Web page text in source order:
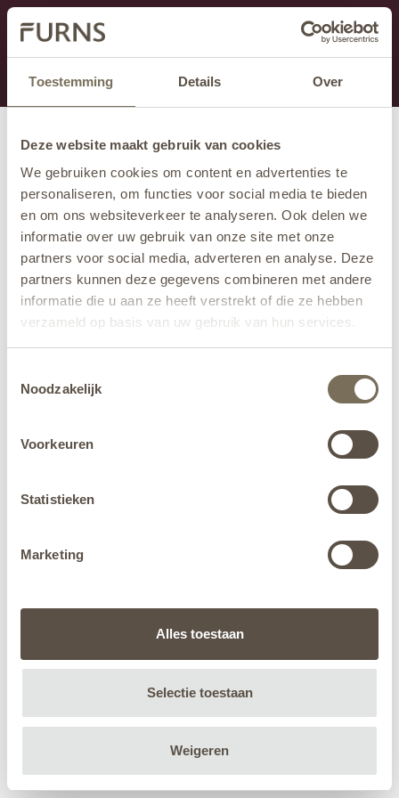
Toestemming Details Over
Deze website maakt gebruik van cookies
We gebruiken cookies om content en advertenties te
personaliseren, om functies voor social media te bieden
en om ons websiteverkeer te analyseren. Ook delen we
informatie over uw gebruik van onze site met onze
partners voor social media, adverteren en analyse. Deze
partners kunnen deze gegevens combineren met andere
informatie die u aan ze heeft verstrekt of die ze hebben
verzameld op basis van uw gebruik van hun services.
jehier.
Noodzakelijk
Voorkeuren
Statistieken
Marketing
Alles toestaan
Selectie toestaan
Weigeren
Dit onderdeel is momenteel in onderhoud.
Als je informatie mist kun je ons bellen +31 413 274
168 of mailen
info@furns.com